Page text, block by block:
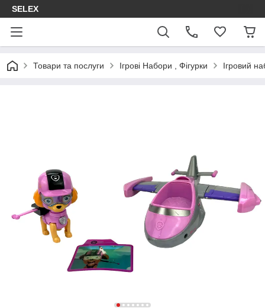
SELEX
Товари та послуги Ігрові Набори , Фігурки Ігровий